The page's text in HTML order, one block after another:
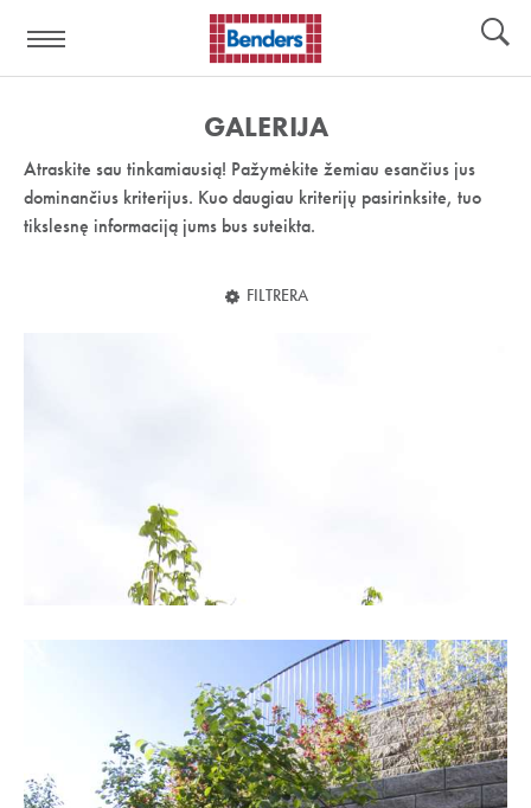
nuoroda:
GALERIJA
Atraskite sau tinkamiausią! Pažymėkite žemiau esančius jus
dominančius kriterijus. Kuo daugiau kriterijų pasirinksite, tuo
tikslesnę informaciją jums bus suteikta.
FILTRERA